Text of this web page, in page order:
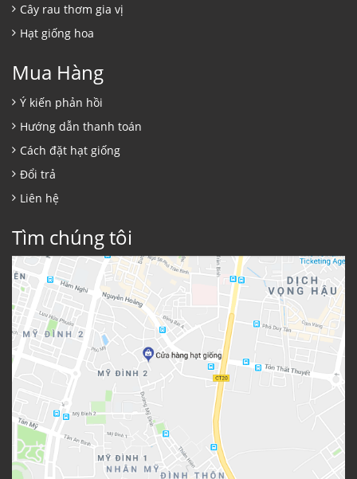
Cây rau thơm gia vị
Hạt giống hoa
Mua Hàng
Ý kiến phản hồi
Hướng dẫn thanh toán
Cách đặt hạt giống
Đổi trả
Liên hệ
Tìm chúng tôi